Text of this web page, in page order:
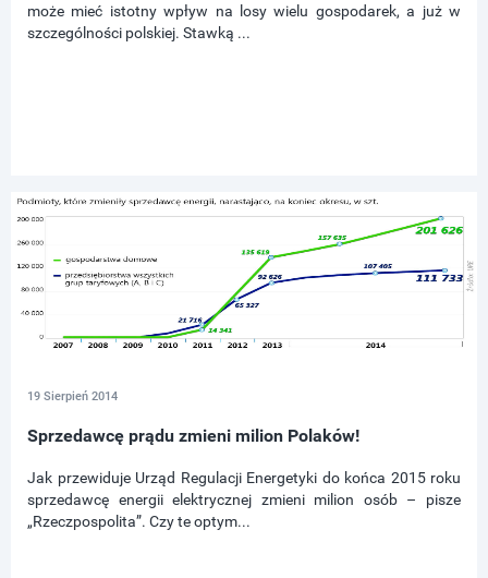
może mieć istotny wpływ na losy wielu gospodarek, a już w
szczególności polskiej. Stawką ...
19 Sierpień 2014
Sprzedawcę prądu zmieni milion Polaków!
Jak przewiduje Urząd Regulacji Energetyki do końca 2015 roku
sprzedawcę energii elektrycznej zmieni milion osób – pisze
„Rzeczpospolita”. Czy te optym...